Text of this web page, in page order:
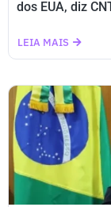
dos EUA, diz
LEIA MAIS